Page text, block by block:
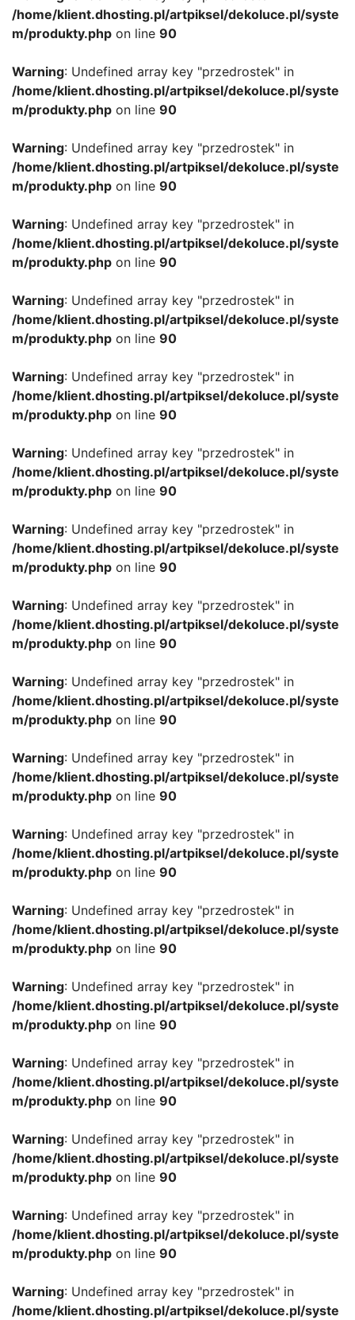
/home/klient.dhosting.pl/artpiksel/dekoluce.pl/syste
m/produkty.php on line 90
Warning: Undefined array key "przedrostek" in
/home/klient.dhosting.pl/artpiksel/dekoluce.pl/syste
m/produkty.php on line 90
Warning: Undefined array key "przedrostek" in
/home/klient.dhosting.pl/artpiksel/dekoluce.pl/syste
m/produkty.php on line 90
Warning: Undefined array key "przedrostek" in
/home/klient.dhosting.pl/artpiksel/dekoluce.pl/syste
m/produkty.php on line 90
Warning: Undefined array key "przedrostek" in
/home/klient.dhosting.pl/artpiksel/dekoluce.pl/syste
m/produkty.php on line 90
Warning: Undefined array key "przedrostek" in
/home/klient.dhosting.pl/artpiksel/dekoluce.pl/syste
m/produkty.php on line 90
Warning: Undefined array key "przedrostek" in
/home/klient.dhosting.pl/artpiksel/dekoluce.pl/syste
m/produkty.php on line 90
Warning: Undefined array key "przedrostek" in
/home/klient.dhosting.pl/artpiksel/dekoluce.pl/syste
m/produkty.php on line 90
Warning: Undefined array key "przedrostek" in
/home/klient.dhosting.pl/artpiksel/dekoluce.pl/syste
m/produkty.php on line 90
Warning: Undefined array key "przedrostek" in
/home/klient.dhosting.pl/artpiksel/dekoluce.pl/syste
m/produkty.php on line 90
Warning: Undefined array key "przedrostek" in
/home/klient.dhosting.pl/artpiksel/dekoluce.pl/syste
m/produkty.php on line 90
Warning: Undefined array key "przedrostek" in
/home/klient.dhosting.pl/artpiksel/dekoluce.pl/syste
m/produkty.php on line 90
Warning: Undefined array key "przedrostek" in
/home/klient.dhosting.pl/artpiksel/dekoluce.pl/syste
m/produkty.php on line 90
Warning: Undefined array key "przedrostek" in
/home/klient.dhosting.pl/artpiksel/dekoluce.pl/syste
m/produkty.php on line 90
Warning: Undefined array key "przedrostek" in
/home/klient.dhosting.pl/artpiksel/dekoluce.pl/syste
m/produkty.php on line 90
Warning: Undefined array key "przedrostek" in
/home/klient.dhosting.pl/artpiksel/dekoluce.pl/syste
m/produkty.php on line 90
Warning: Undefined array key "przedrostek" in
/home/klient.dhosting.pl/artpiksel/dekoluce.pl/syste
m/produkty.php on line 90
Warning: Undefined array key "przedrostek" in
/home/klient.dhosting.pl/artpiksel/dekoluce.pl/syste